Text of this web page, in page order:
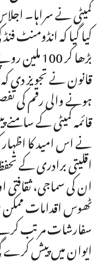
کمیٹی نے سراہا۔
بڑھا کر
قانون نے تجویز دی
ہونے والی رقم کی
قائمہ کمیٹی کے
نے اس امید کا
اقلیتی برادری کے
ان کی سماجی،
ٹھوس اقدامات ممکن
سفارشات مرتب
ایوان میں پیش